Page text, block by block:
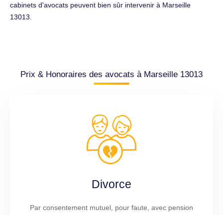
cabinets d'avocats peuvent bien sûr intervenir à Marseille
13013.
Prix & Honoraires des avocats à Marseille 13013
Divorce
Par consentement mutuel, pour faute, avec pension